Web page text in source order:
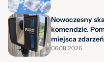
Nowoczesny
komendzie.
miejsca zdarzeń
06.08.2026